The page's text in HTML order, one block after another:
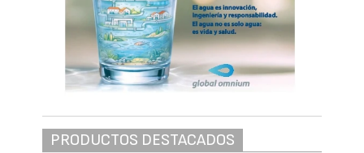
PRODUCTOS DESTACADOS